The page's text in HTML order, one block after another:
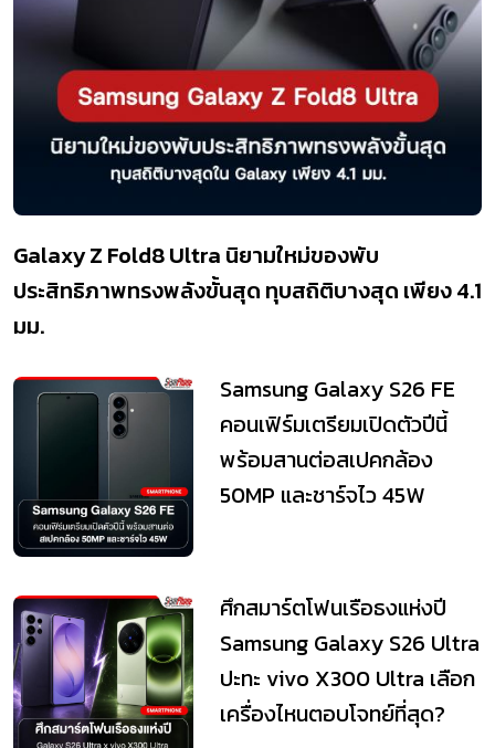
Galaxy Z Fold8 Ultra นิยามใหม่ของพับ
ประสิทธิภาพทรงพลังขั้นสุด ทุบสถิติบางสุด เพียง 4.1
มม.
Samsung Galaxy S26 FE
คอนเฟิร์มเตรียมเปิดตัวปีนี้
พร้อมสานต่อสเปคกล้อง
50MP และชาร์จไว 45W
ศึกสมาร์ตโฟนเรือธงแห่งปี
Samsung Galaxy S26 Ultra
ปะทะ vivo X300 Ultra เลือก
เครื่องไหนตอบโจทย์ที่สุด?